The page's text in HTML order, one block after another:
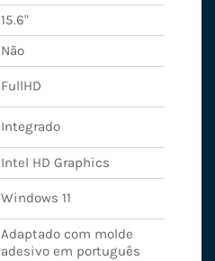
15.6"
Não
FullHD
Integrado
Intel HD Graphics
Windows 11
Adaptado com molde
adesivo em português